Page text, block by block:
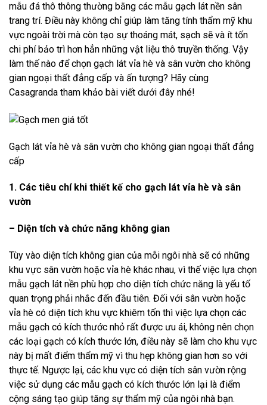
mẫu đá thô thông thường bằng các mẫu gạch lát nền sân
trang trí. Điều này không chỉ giúp làm tăng tính thẩm mỹ khu
vực ngoài trời mà còn tạo sự thoáng mát, sạch sẽ và ít tốn
chi phí bảo trì hơn hẳn những vật liệu thô truyền thống. Vậy
làm thế nào để chọn gạch lát vỉa hè và sân vườn cho không
gian ngoại thất đẳng cấp và ấn tượng? Hãy cùng
Casagranda tham khảo bài viết dưới đây nhé!
Gạch lát vỉa hè và sân vườn cho không gian ngoại thất đẳng
cấp
1. Các tiêu chí khi thiết kế cho gạch lát vỉa hè và sân
vườn
– Diện tích và chức năng không gian
Tùy vào diện tích không gian của mỗi ngôi nhà sẽ có những
khu vực sân vườn hoặc vỉa hè khác nhau, vì thế việc lựa chọn
mẫu gạch lát nền phù hợp cho diện tích chức năng là yếu tố
quan trọng phải nhắc đến đầu tiên. Đối với sân vườn hoặc
vỉa hè có diện tích khu vực khiêm tốn thì việc lựa chọn các
mẫu gạch có kích thước nhỏ rất được ưu ái, không nên chọn
các loại gạch có kích thước lớn, điều này sẽ làm cho khu vực
này bị mất điểm thẩm mỹ vì thu hẹp không gian hơn so với
thực tế. Ngược lại, các khu vực có diện tích sân vườn rộng
việc sử dụng các mẫu gạch có kích thước lớn lại là điểm
cộng sáng tạo giúp tăng sự thẩm mỹ của ngôi nhà bạn.